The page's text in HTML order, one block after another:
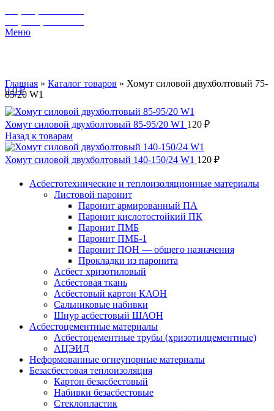
Меню
00₽
Главная » Каталог товаров » Хомут силовой двухболтовый 75-
85/20 W1
Хомут силовой двухболтовый 85-95/20 W1 120 ₽
Назад к товарам
Хомут силовой двухболтовый 140-150/24 W1 120 ₽
Асбестотехнические и теплоизоляционные материалы
Листовой паронит
Паронит армированный ПА
Паронит кислотостойкий ПК
Паронит ПМБ
Паронит ПМБ-1
Паронит ПОН — общего назначения
Прокладки из паронита
Асбест хризотиловый
Асбестовая ткань
Асбестовый картон КАОН
Сальниковые набивки
Шнур асбестовый ШАОН
Асбестоцементные материалы
Асбестоцементные трубы (хризотилцементные)
АЦЭИД
Неформованные огнеупорные материалы
Безасбестовая теплоизоляция
Картон безасбестовый
Набивки безасбестовые
Стеклопластик